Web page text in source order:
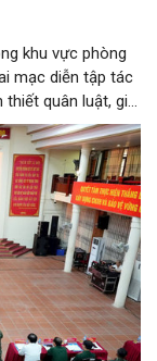
khu vực phòng
mạc diễn tập tác
quân luật, giới